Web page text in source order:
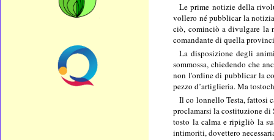
Le prime notizie della
vollero né pubblicar la
ciò, cominciò a divulgare la
comandante di quella
La disposizione degli
sommossa, chiedendo che
non l'ordine di pubblicar la
pezzo d’artiglieria. Ma
Il co lonnello Testa, fattosi
proclamarsi la costituzione
tosto la calma e ripigliò la
intimoriti, dovettero